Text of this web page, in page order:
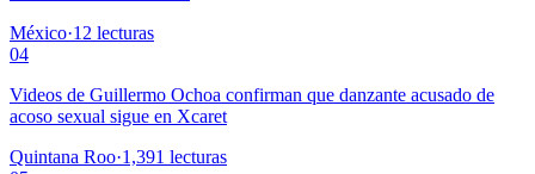
México·12 lecturas
04
Videos de Guillermo Ochoa confirman que danzante acusado de
acoso sexual sigue en Xcaret
Quintana Roo·1,391 lecturas